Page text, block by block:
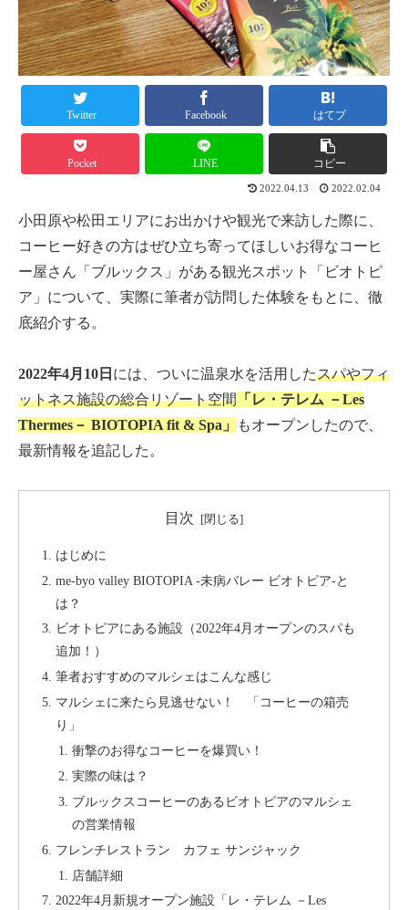
Twitter Facebook はてブ
Pocket LINE コピー
2022.04.13 2022.02.04
小田原や松田エリアにお出かけや観光で来訪した際に、
コーヒー好きの方はぜひ立ち寄ってほしいお得なコーヒ
ー屋さん「ブルックス」がある観光スポット「ビオトピ
ア」について、実際に筆者が訪問した体験をもとに、徹
底紹介する。
2022年4月10日 には、ついに温泉水を活用したスパやフィ
ットネス施設の総合リゾート空間 「レ・テレム －Les
Thermes－ BIOTOPIA fit & Spa」
もオープンしたので、
最新情報を追記した。
目次
はじめに
me-byo valley BIOTOPIA -未病バレー ビオトピア-と
は？
ビオトピアにある施設（2022年4月オープンのスパも
追加！）
筆者おすすめのマルシェはこんな感じ
マルシェに来たら見逃せない！ 「コーヒーの箱売
り」
衝撃のお得なコーヒーを爆買い！
実際の味は？
ブルックスコーヒーのあるビオトピアのマルシェ
の営業情報
フレンチレストラン カフェ サンジャック
店舗詳細
2022年4月新規オープン施設「レ・テレム －Les